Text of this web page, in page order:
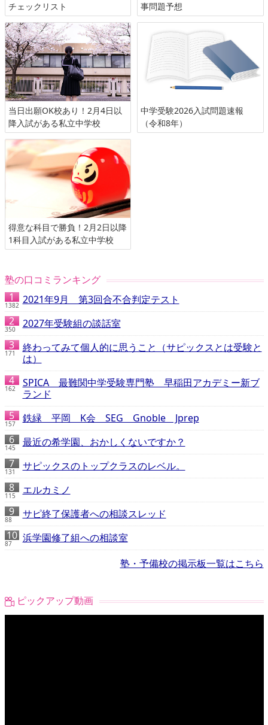
チェックリスト
事問題予想
当日出願OK校あり！2月4日以
降入試がある私立中学校
中学受験2026入試問題速報
（令和8年）
得意な科目で勝負！2月2日以降
1科目入試がある私立中学校
塾の口コミランキング
1382 2021年9月 第3回合不合判定テスト
350 2027年受験組の談話室
171
終わってみて個人的に思うこと（サピックスとは受験と
は）
162
SPICA 最難関中学受験専門塾 早稲田アカデミー新ブ
ランド
157 鉄緑 平岡 K会 SEG Gnoble Jprep
145 最近の希学園、おかしくないですか？
131 サピックスのトップクラスのレベル。
115 エルカミノ
88 サピ終了保護者への相談スレッド
87
浜学園修了組への相談室
塾・予備校の掲示板一覧はこちら
ピックアップ動画